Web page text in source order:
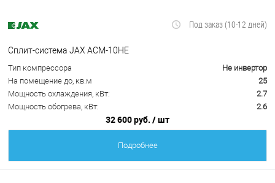
Под заказ (10-12 дней)
Сплит-система JAX ACM-10HE
Тип компрессора
Не инвертор
На помещение до, кв.м
25
Мощность охлаждения, кВт:
2.7
Мощность обогрева, кВт:
2.6
32 600 руб. / шт
Подробнее